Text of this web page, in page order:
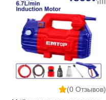
(0 Отзывов)